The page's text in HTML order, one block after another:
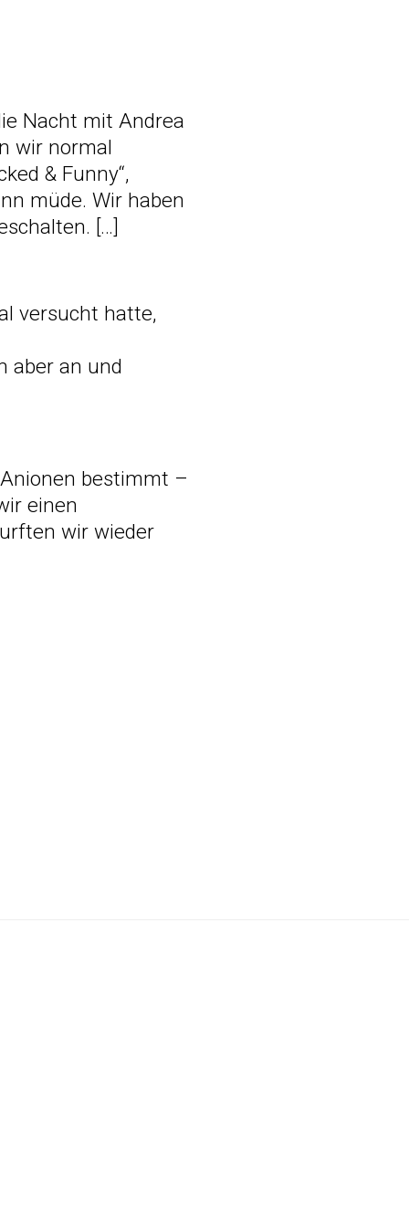
Nacht mit Andrea
wir normal
& Funny“,
müde. Wir haben
[…]
versucht hatte,
aber an und
bestimmt –
einen
wir wieder